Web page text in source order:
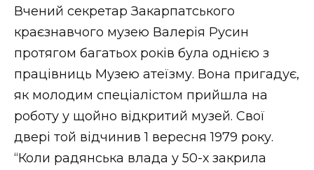
Вчений секретар Закарпатського
краєзнавчого музею Валерія Русин
протягом багатьох років була однією з
працівниць Музею атеїзму. Вона пригадує,
як молодим спеціалістом прийшла на
роботу у щойно відкритий музей. Свої
двері той відчинив 1 вересня 1979 року.
“Коли радянська влада у 50-х закрила